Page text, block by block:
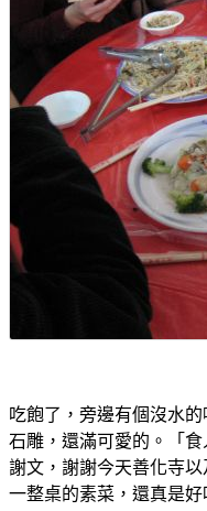
吃飽了，旁邊有個沒水
石雕，還滿可愛的。「
謝文，謝謝今天善化寺
一整桌的素菜，還真是好